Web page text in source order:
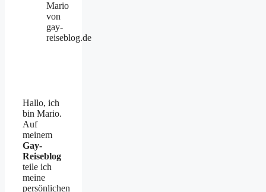
Mario
von
gay-
reiseblog.de
Hallo, ich
bin Mario.
Auf
meinem
Gay-
Reiseblog
teile ich
meine
persönlichen